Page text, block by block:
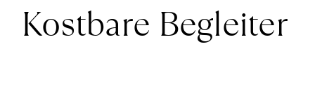
+43 (0) 15125781
Kostbare Begleiter